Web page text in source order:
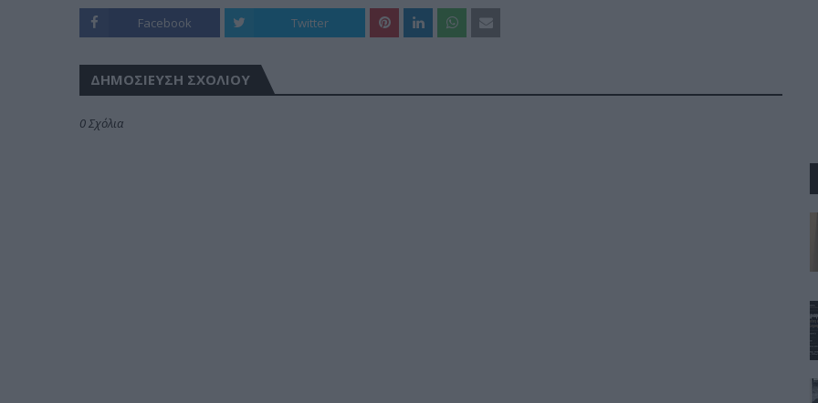
Facebook Twitter
ΔΗΜΟΣΊΕΥΣΗ ΣΧΟΛΊΟΥ
0 Σχόλια